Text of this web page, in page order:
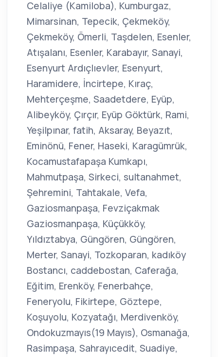
Celaliye (Kamiloba), Kumburgaz,
Mimarsinan, Tepecik, Çekmeköy,
Çekmeköy, Ömerli, Taşdelen, Esenler,
Atışalanı, Esenler, Karabayır, Sanayi,
Esenyurt Ardıçlıevler, Esenyurt,
Haramidere, İncirtepe, Kıraç,
Mehterçeşme, Saadetdere, Eyüp,
Alibeyköy, Çırçır, Eyüp Göktürk, Rami,
Yeşilpınar, fatih, Aksaray, Beyazıt,
Eminönü, Fener, Haseki, Karagümrük,
Kocamustafapaşa Kumkapı,
Mahmutpaşa, Sirkeci, sultanahmet,
Şehremini, Tahtakale, Vefa,
Gaziosmanpaşa, Fevziçakmak
Gaziosmanpaşa, Küçükköy,
Yıldıztabya, Güngören, Güngören,
Merter, Sanayi, Tozkoparan, kadıköy
Bostancı, caddebostan, Caferağa,
Eğitim, Erenköy, Fenerbahçe,
Feneryolu, Fikirtepe, Göztepe,
Koşuyolu, Kozyatağı, Merdivenköy,
Ondokuzmayıs(19 Mayıs), Osmanağa,
Rasimpaşa, Sahrayıcedit, Suadiye,